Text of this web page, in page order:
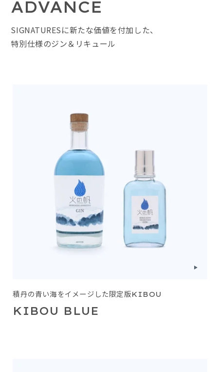
ADVANCE
SIGNATURESに新たな価値を付加した、
特別仕様のジン＆リキュール
積丹の青い海をイメージした限定版KIBOU
KIBOU BLUE